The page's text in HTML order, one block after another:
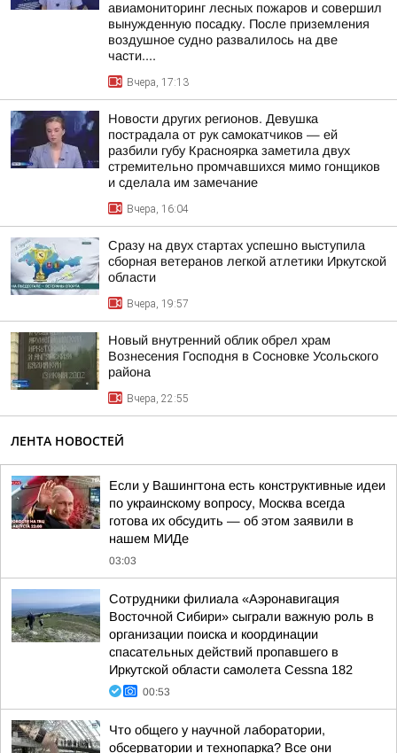
авиамониторинг лесных пожаров и совершил
вынужденную посадку. После приземления
воздушное судно развалилось на две
части....
Вчера, 17:13
Новости других регионов. Девушка
пострадала от рук самокатчиков — ей
разбили губу Красноярка заметила двух
стремительно промчавшихся мимо гонщиков
и сделала им замечание
Вчера, 16:04
Сразу на двух стартах успешно выступила
сборная ветеранов легкой атлетики Иркутской
области
Вчера, 19:57
Новый внутренний облик обрел храм
Вознесения Господня в Сосновке Усольского
района
Вчера, 22:55
ЛЕНТА НОВОСТЕЙ
Если у Вашингтона есть конструктивные идеи
по украинскому вопросу, Москва всегда
готова их обсудить — об этом заявили в
нашем МИДе
03:03
Сотрудники филиала «Аэронавигация
Восточной Сибири» сыграли важную роль в
организации поиска и координации
спасательных действий пропавшего в
Иркутской области самолета Cessna 182
00:53
Что общего у научной лаборатории,
обсерватории и технопарка? Все они